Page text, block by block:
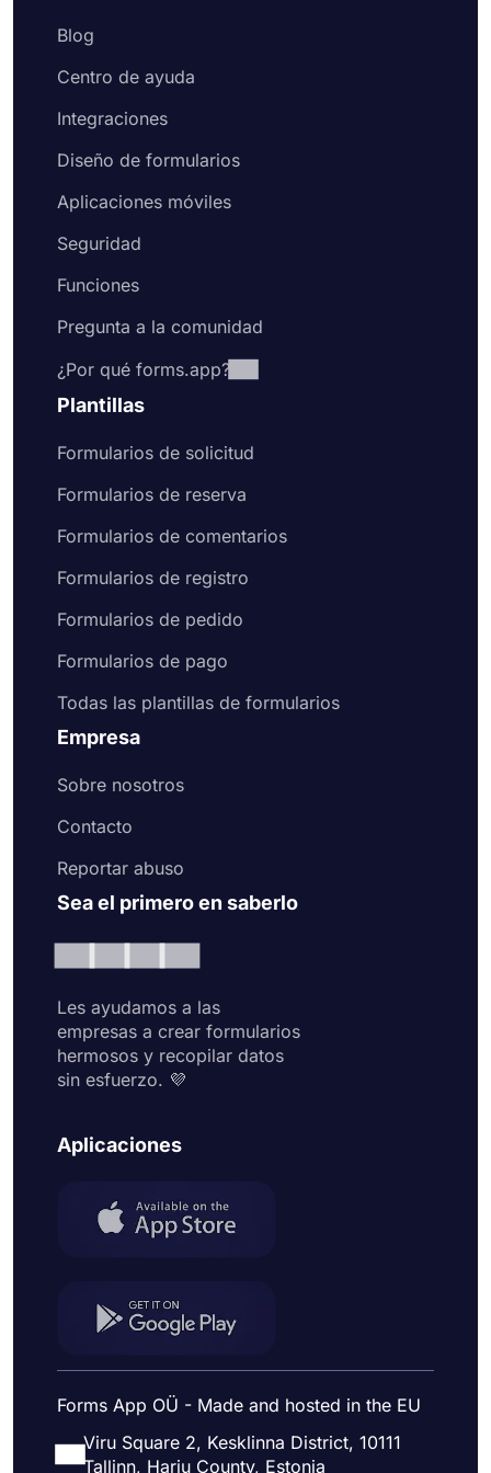
Blog
Centro de ayuda
Integraciones
Diseño de formularios
Aplicaciones móviles
Seguridad
Funciones
Pregunta a la comunidad
¿Por qué forms.app?
Plantillas
Formularios de solicitud
Formularios de reserva
Formularios de comentarios
Formularios de registro
Formularios de pedido
Formularios de pago
Todas las plantillas de formularios
Empresa
Sobre nosotros
Contacto
Reportar abuso
Sea el primero en saberlo
Les ayudamos a las
empresas a crear formularios
hermosos y recopilar datos
sin esfuerzo. 💜
Aplicaciones
Forms App OÜ - Made and hosted in the EU
Viru Square 2, Kesklinna District, 10111
Tallinn, Harju County, Estonia